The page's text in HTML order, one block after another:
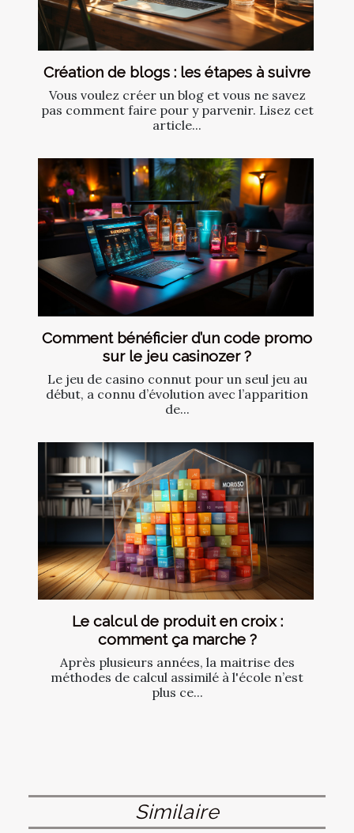
Création de blogs : les étapes à suivre
Vous voulez créer un blog et vous ne savez
pas comment faire pour y parvenir. Lisez cet
article...
Comment bénéficier d’un code promo
sur le jeu casinozer ?
Le jeu de casino connut pour un seul jeu au
début, a connu d’évolution avec l’apparition
de...
Le calcul de produit en croix :
comment ça marche ?
Après plusieurs années, la maitrise des
méthodes de calcul assimilé à l'école n’est
plus ce...
Similaire